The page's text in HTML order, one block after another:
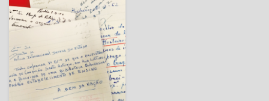
«Tenho o prazer de
informar o Senhor
Director...» - Cartas de
Portugueses à PIDE (1958-
1968)
Duncan Simpson